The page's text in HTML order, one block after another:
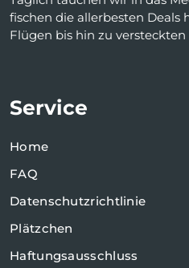
fischen die allerbesten Deals
Flügen bis hin zu
Service
Home
FAQ
Datenschutzrichtlinie
Plätzchen
Haftungsausschluss